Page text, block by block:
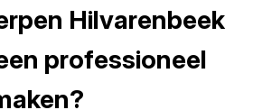
Hilvarenbeek
professioneel